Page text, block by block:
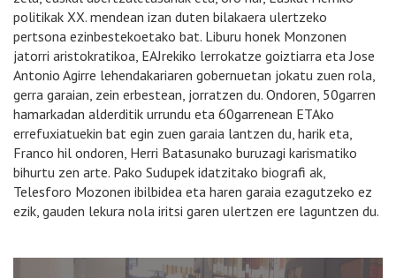
politikak XX. mendean izan duten bilakaera ulertzeko
pertsona ezinbestekoetako bat. Liburu honek Monzonen
jatorri aristokratikoa, EAJrekiko lerrokatze goiztiarra eta Jose
Antonio Agirre lehendakariaren gobernuetan jokatu zuen rola,
gerra garaian, zein erbestean, jorratzen du. Ondoren, 50garren
hamarkadan alderditik urrundu eta 60garrenean ETAko
errefuxiatuekin bat egin zuen garaia lantzen du, harik eta,
Franco hil ondoren, Herri Batasunako buruzagi karismatiko
bihurtu zen arte. Pako Sudupek idatzitako biografi ak,
Telesforo Mozonen ibilbidea eta haren garaia ezagutzeko ez
ezik, gauden lekura nola iritsi garen ulertzen ere laguntzen du.